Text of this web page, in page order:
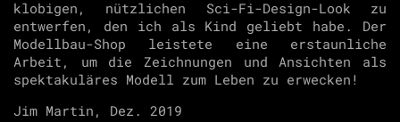
klobigen, nützlichen Sci-Fi-Design-Look zu
entwerfen, den ich als Kind geliebt habe. Der
Modellbau-Shop leistete eine erstaunliche
Arbeit, um die Zeichnungen und Ansichten als
spektakuläres Modell zum Leben zu erwecken!
Jim Martin, Dez. 2019